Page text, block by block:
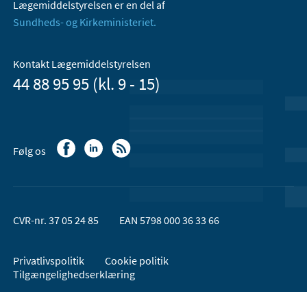
Lægemiddelstyrelsen er en del af
Sundheds- og Kirkeministeriet.
Kontakt Lægemiddelstyrelsen
44 88 95 95 (kl. 9 - 15)
Følg os
CVR-nr. 37 05 24 85 EAN 5798 000 36 33 66
Privatlivspolitik
Cookie politik
Tilgængelighedserklæring